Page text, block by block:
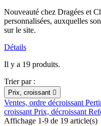
Nouveauté chez Dragées et
personnalisées, auxquelles
sur le site.
Détails
Il y a 19 produits.
Trier par :
Prix, croissant 
Ventes, ordre décroissant
croissantPrix, décroissant
Affichage 1-9 de 19 article(s)